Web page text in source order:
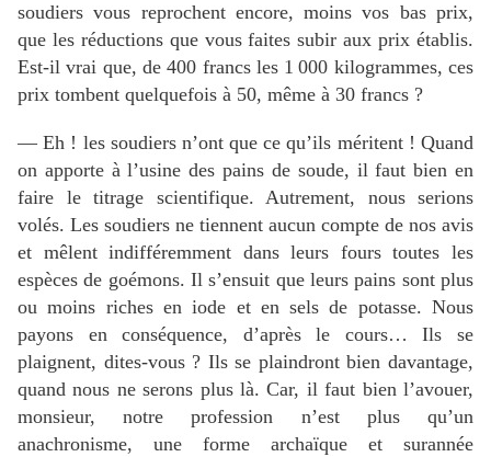
soudiers vous reprochent encore, moins vos bas prix,
que les réductions que vous faites subir aux prix établis.
Est-il vrai que, de 400 francs les 1 000 kilogrammes, ces
prix tombent quelquefois à 50, même à 30 francs ?
— Eh ! les soudiers n’ont que ce qu’ils méritent ! Quand
on apporte à l’usine des pains de soude, il faut bien en
faire le titrage scientifique. Autrement, nous serions
volés. Les soudiers ne tiennent aucun compte de nos avis
et mêlent indifféremment dans leurs fours toutes les
espèces de goémons. Il s’ensuit que leurs pains sont plus
ou moins riches en iode et en sels de potasse. Nous
payons en conséquence, d’après le cours… Ils se
plaignent, dites-vous ? Ils se plaindront bien davantage,
quand nous ne serons plus là. Car, il faut bien l’avouer,
monsieur, notre profession n’est plus qu’un
anachronisme, une forme archaïque et surannée